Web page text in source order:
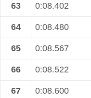
63 0:08.402
64 0:08.480
65 0:08.567
66 0:08.522
67 0:08.600